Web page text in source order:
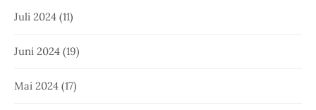
Juli 2024 (11)
Juni 2024 (19)
Mai 2024 (17)